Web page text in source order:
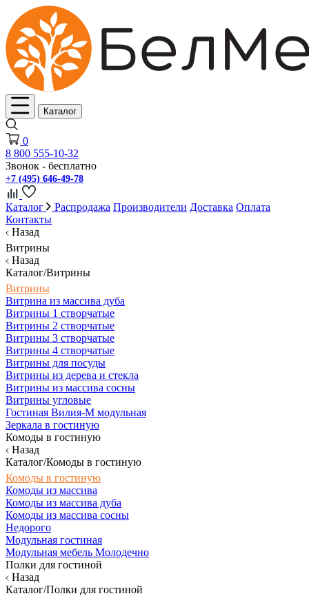
Каталог
0
8 800 555-10-32
Звонок - бесплатно
+7 (495) 646-49-78
Каталог Распродажа Производители Доставка Оплата
Контакты
Назад
Витрины
Назад
Каталог/Витрины
Витрины
Витрина из массива дуба
Витрины 1 створчатые
Витрины 2 створчатые
Витрины 3 створчатые
Витрины 4 створчатые
Витрины для посуды
Витрины из дерева и стекла
Витрины из массива сосны
Витрины угловые
Гостиная Вилия-М модульная
Зеркала в гостиную
Комоды в гостиную
Назад
Каталог/Комоды в гостиную
Комоды в гостиную
Комоды из массива
Комоды из массива дуба
Комоды из массива сосны
Недорого
Модульная гостиная
Модульная мебель Молодечно
Полки для гостиной
Назад
Каталог/Полки для гостиной